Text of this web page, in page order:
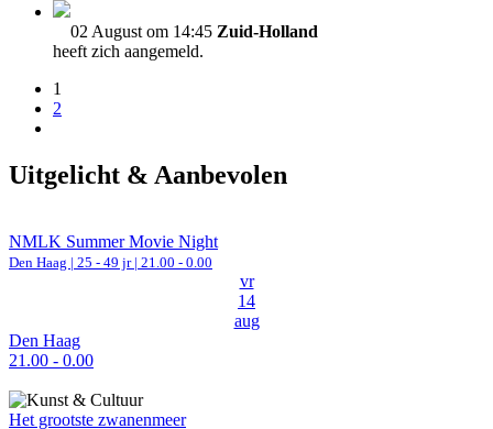
02 August om 14:45 Zuid-Holland
heeft zich aangemeld.
1
2
Uitgelicht & Aanbevolen
NMLK Summer Movie Night
Den Haag | 25 - 49 jr | 21.00 - 0.00
vr
14
aug
Den Haag
21.00 - 0.00
Het grootste zwanenmeer